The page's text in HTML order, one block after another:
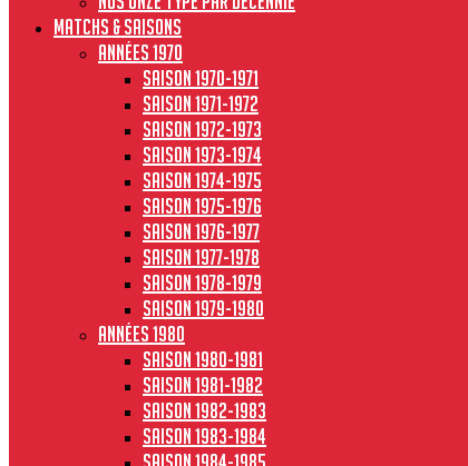
MATCHS & SAISONS
Années 1970
Saison 1970-1971
Saison 1971-1972
Saison 1972-1973
Saison 1973-1974
Saison 1974-1975
Saison 1975-1976
Saison 1976-1977
Saison 1977-1978
Saison 1978-1979
Saison 1979-1980
Années 1980
Saison 1980-1981
Saison 1981-1982
Saison 1982-1983
Saison 1983-1984